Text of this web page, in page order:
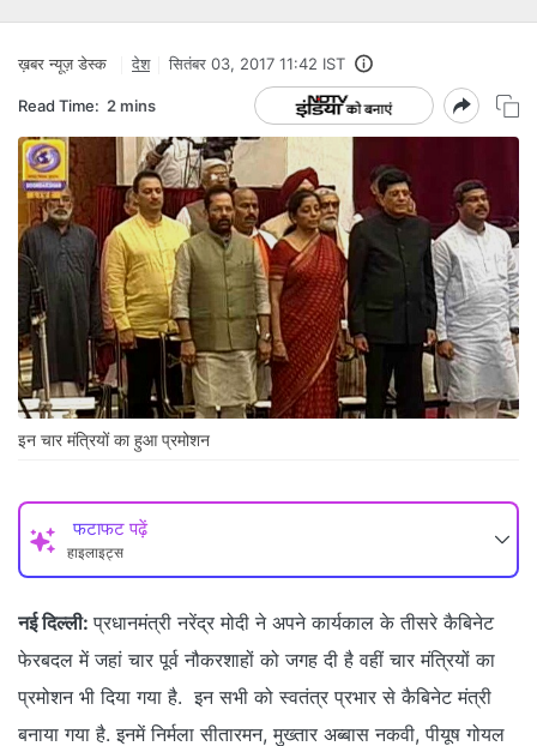
ख़बर न्यूज़ डेस्क देश सितंबर 03, 2017 11:42 IST
Read Time: 2 mins
इन चार मंत्रियों का हुआ प्रमोशन
फटाफट पढ़ें
हाइलाइट्स
नई दिल्ली: प्रधानमंत्री नरेंद्र मोदी ने अपने कार्यकाल के तीसरे कैबिनेट
फेरबदल में जहां चार पूर्व नौकरशाहों को जगह दी है वहीं चार मंत्रियों का
प्रमोशन भी दिया गया है. इन सभी को स्वतंत्र प्रभार से कैबिनेट मंत्री
बनाया गया है. इनमें निर्मला सीतारमन, मुख्तार अब्बास नकवी, पीयूष गोयल